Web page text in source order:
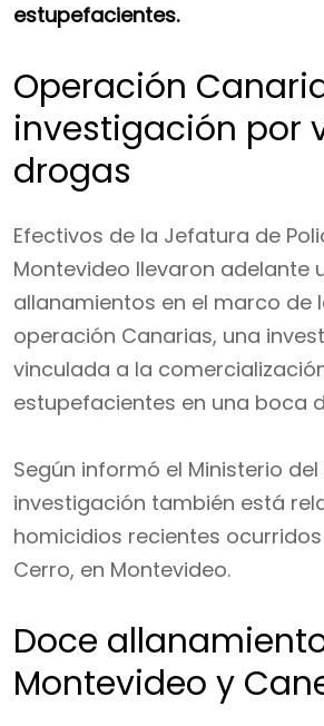
estupefacientes.
Operación
investigación por
drogas
Efectivos de la Jefatura de
Montevideo llevaron adelante
allanamientos en el marco de
operación Canarias, una
vinculada a la
estupefacientes en una boca
Según informó el Ministerio del
investigación también está
homicidios recientes
Cerro, en Montevideo.
Doce
Montevideo y